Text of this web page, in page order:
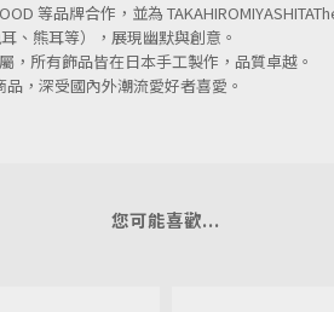
等品牌合作，並為
、熊耳等），展現幽默與創意。
，所有飾品皆在日本手工製作，品質卓越。
，深受國內外潮流愛好者喜愛。
您可能喜歡...